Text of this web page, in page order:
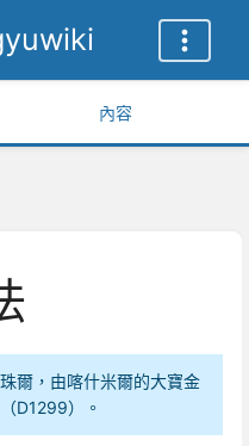
內容
爾，由喀什米爾的大寶金
D1299）。